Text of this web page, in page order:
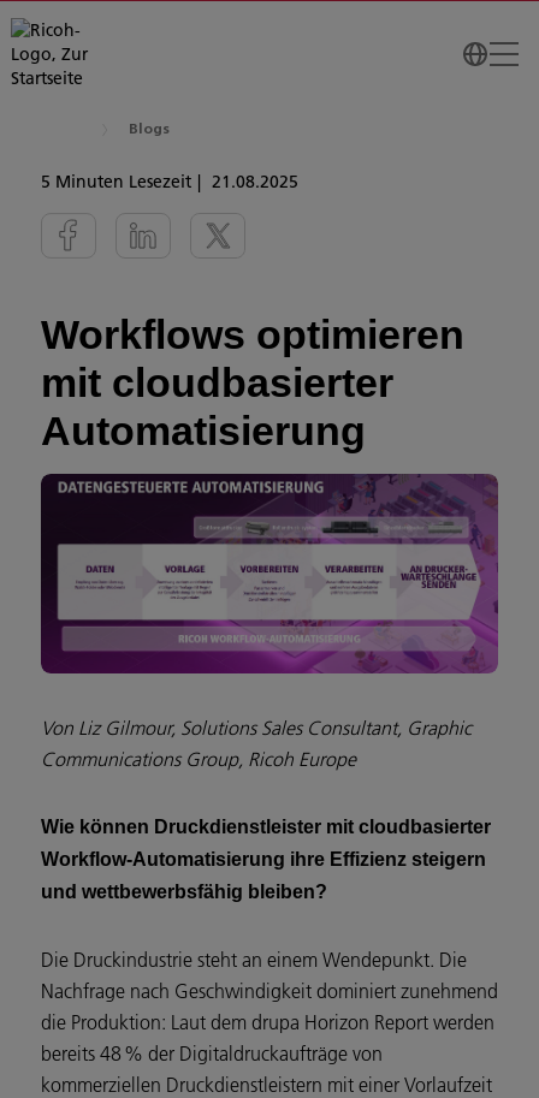
Blogs
5 Minuten Lesezeit 21.08.2025
Workflows optimieren
mit cloudbasierter
Automatisierung
Von Liz Gilmour, Solutions Sales Consultant, Graphic
Communications Group, Ricoh Europe
Wie können Druckdienstleister mit cloudbasierter
Workflow-Automatisierung ihre Effizienz steigern
und wettbewerbsfähig bleiben?
Die Druckindustrie steht an einem Wendepunkt. Die
Nachfrage nach Geschwindigkeit dominiert zunehmend
die Produktion: Laut dem drupa Horizon Report werden
bereits 48 % der Digitaldruckaufträge von
kommerziellen Druckdienstleistern mit einer Vorlaufzeit